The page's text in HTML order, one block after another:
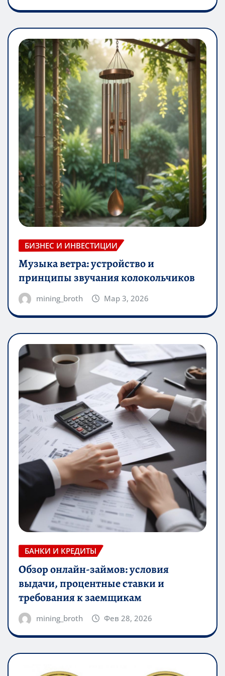
БИЗНЕС И ИНВЕСТИЦИИ
Музыка ветра: устройство и
принципы звучания колокольчиков
mining_broth Мар 3, 2026
БАНКИ И КРЕДИТЫ
Обзор онлайн-займов: условия
выдачи, процентные ставки и
требования к заемщикам
mining_broth Фев 28, 2026